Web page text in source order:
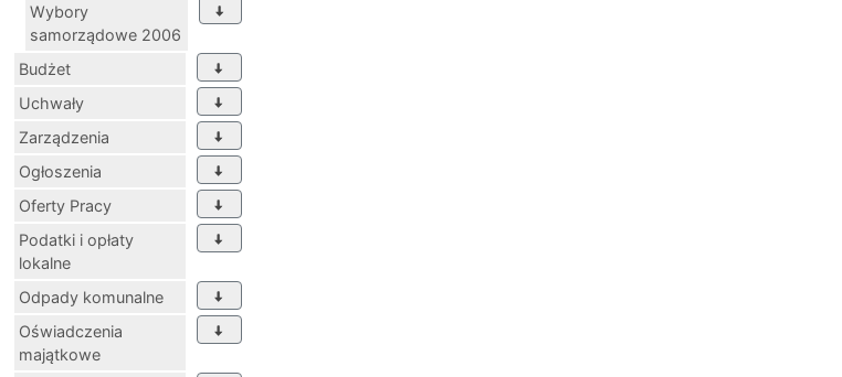
Wybory
samorządowe 2006
Budżet
Uchwały
Zarządzenia
Ogłoszenia
Oferty Pracy
Podatki i opłaty
lokalne
Odpady komunalne
Oświadczenia
majątkowe